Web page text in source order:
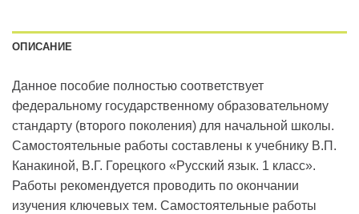
ОПИСАНИЕ
Данное пособие полностью соответствует
федеральному государственному образовательному
стандарту (второго поколения) для начальной школы.
Самостоятельные работы составлены к учебнику В.П.
Канакиной, В.Г. Горецкого «Русский язык. 1 класс».
Работы рекомендуется проводить по окончании
изучения ключевых тем. Самостоятельные работы